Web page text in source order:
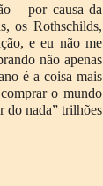
– por causa da
os Rothschilds,
e eu não me
não apenas
é a coisa mais
o mundo
do nada” trilhões